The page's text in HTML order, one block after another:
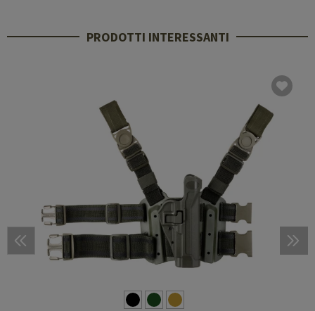
PRODOTTI INTERESSANTI